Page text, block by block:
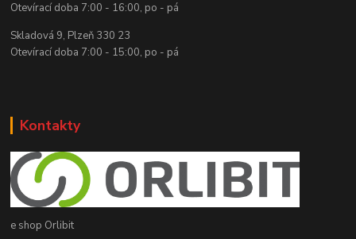
Otevírací doba 7:00 - 16:00, po - pá
Skladová 9, Plzeň 330 23
Otevírací doba 7:00 - 15:00, po - pá
Kontakty
e shop Orlibit